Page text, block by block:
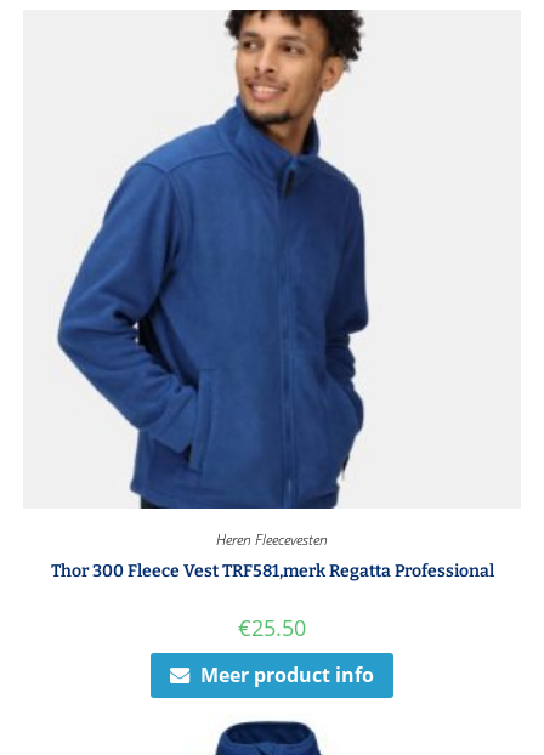
Heren Fleecevesten
Thor 300 Fleece Vest TRF581,merk Regatta Professional
€25.50
Meer product info